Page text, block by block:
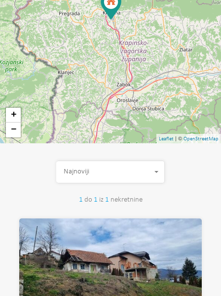
+
−
Leaflet | © OpenStreetMap
1 do 1 iz 1 nekretnine
Najnoviji